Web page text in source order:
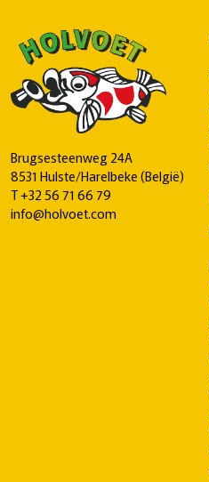
Brugsesteenweg 24A
8531 Hulste/Harelbeke (België)
T+32 56 71 66 79
info@holvoet.com